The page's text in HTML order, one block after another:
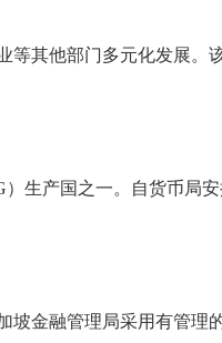
等其他部门多元化发展。
生产国之一。自货币局
金融管理局采用有管理